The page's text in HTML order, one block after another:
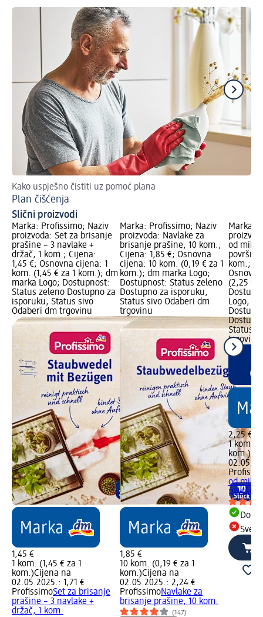
Kako uspješno čistiti uz pomoć plana
Plan čišćenja
Slični proizvodi
Marka: Profissimo; Naziv
proizvoda: Set za brisanje
prašine – 3 navlake +
držač, 1 kom.; Cijena:
1,45 €; Osnovna cijena: 1
kom. (1,45 € za 1 kom.); dm
marka Logo; Dostupnost:
Status zeleno Dostupno za
isporuku, Status sivo
Odaberi dm trgovinu
1,45 €
1 kom. (1,45 € za 1
kom.)Cijena na
02.05.2025.: 1,71 €
ProfissimoSet za brisanje
prašine – 3 navlake +
držač, 1 kom.
Marka: Profissimo; Naziv
proizvoda: Navlake za
brisanje prašine, 10 kom.;
Cijena: 1,85 €; Osnovna
cijena: 10 kom. (0,19 € za 1
kom.); dm marka Logo;
Dostupnost: Status zeleno
Dostupno za isporuku,
Status sivo Odaberi dm
trgovinu
1,85 €
10 kom. (0,19 € za 1
kom.)Cijena na
02.05.2025.: 2,24 €
ProfissimoNavlake za
brisanje prašine, 10 kom.
(147)
Marka:
od
kom.;
(2,25 €
Logo,
Status
trgovine
2,25 €
1 kom.
kom.)
od
Sve